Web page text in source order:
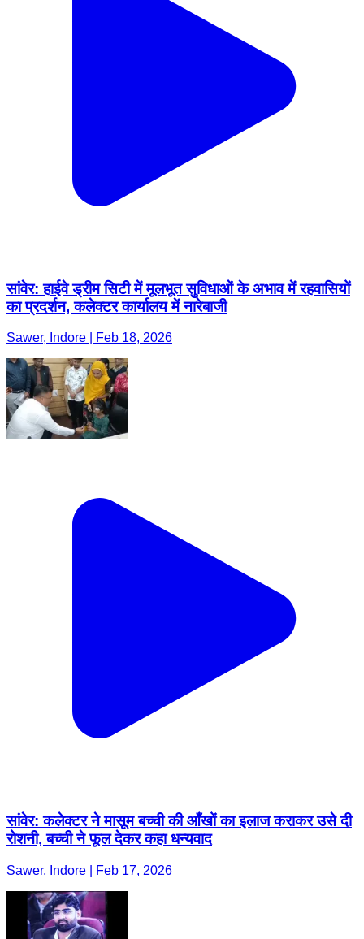
सांवेर: हाईवे ड्रीम सिटी में मूलभूत सुविधाओं के अभाव में रहवासियों
का प्रदर्शन, कलेक्टर कार्यालय में नारेबाजी
Sawer, Indore | Feb 18, 2026
सांवेर: कलेक्टर ने मासूम बच्ची की आँखों का इलाज कराकर उसे दी
रोशनी, बच्ची ने फूल देकर कहा धन्यवाद
Sawer, Indore | Feb 17, 2026